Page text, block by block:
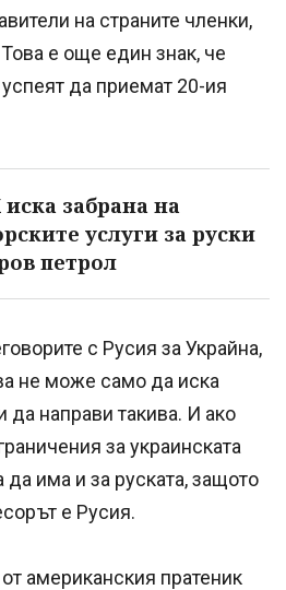
на страните членки,
е още един знак, че
да приемат 20-ия
иска забрана на
услуги за руски
петрол
с Русия за Украйна,
не може само да иска
да направи такива. И ако
за украинската
да има и за руската, защото
е Русия.
американския пратеник